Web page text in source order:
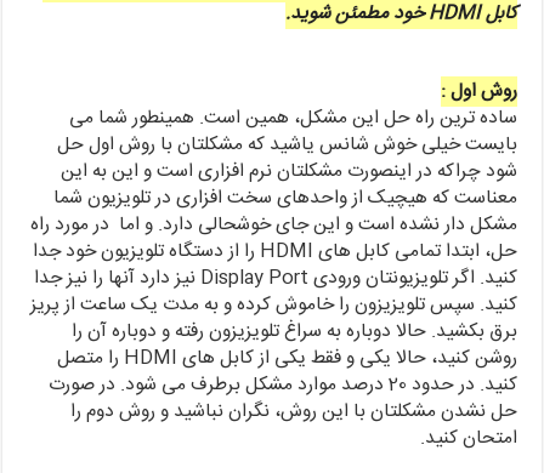
کابل HDMI خود مطمئن شوید.
روش اول :
ساده ترین راه حل این مشکل، همین است. همینطور شما می
بایست خیلی خوش شانس یاشید که مشکلتان با روش اول حل
شود چراکه در اینصورت مشکلتان نرم افزاری است و این به این
معناست که هیچیک از واحدهای سخت افزاری در تلویزیون شما
مشکل دار نشده است و این جای خوشحالی دارد. و اما در مورد راه
حل، ابتدا تمامی کابل های HDMI را از دستگاه تلویزیون خود جدا
کنید. اگر تلویزیونتان ورودی Display Port نیز دارد آنها را نیز جدا
کنید. سپس تلویزیزون را خاموش کرده و به مدت یک ساعت از پریز
برق بکشید. حالا دوباره به سراغ تلویزیزون رفته و دوباره آن را
روشن کنید، حالا یکی و فقط یکی از کابل های HDMI را متصل
کنید. در حدود 20 درصد موارد مشکل برطرف می شود. در صورت
حل نشدن مشکلتان با این روش، نگران نباشید و روش دوم را
امتحان کنید.